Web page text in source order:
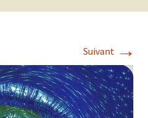
Suivant →